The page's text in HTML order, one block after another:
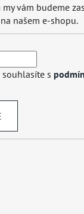
vám budeme
našem e-shopu.
s